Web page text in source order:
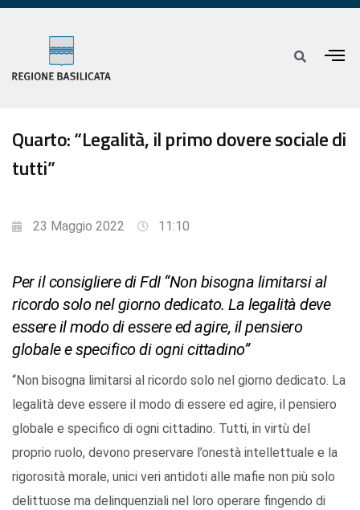
Quarto: “Legalità, il primo dovere sociale di
tutti”
23 Maggio 2022 11:10
Per il consigliere di FdI “Non bisogna limitarsi al
ricordo solo nel giorno dedicato. La legalità deve
essere il modo di essere ed agire, il pensiero
globale e specifico di ogni cittadino”
“Non bisogna limitarsi al ricordo solo nel giorno dedicato. La
legalità deve essere il modo di essere ed agire, il pensiero
globale e specifico di ogni cittadino. Tutti, in virtù del
proprio ruolo, devono preservare l’onestà intellettuale e la
rigorosità morale, unici veri antidoti alle mafie non più solo
delittuose ma delinquenziali nel loro operare fingendo di